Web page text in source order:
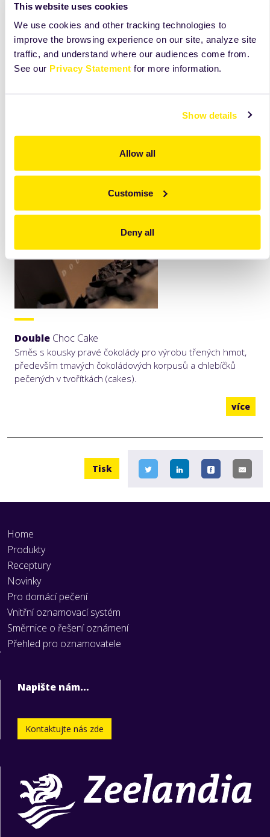
This website uses cookies
We use cookies and other tracking technologies to
improve the browsing experience on our site, analyze site
traffic, and understand where our audiences come from.
See our Privacy Statement for more information.
Show details
Allow all
Customise
Deny all
Double Choc Cake
Směs s kousky pravé čokolády pro výrobu třených hmot,
především tmavých čokoládových korpusů a chlebíčků
pečených v tvořítkách (cakes).
více
Tisk
Home
Produkty
Receptury
Novinky
Pro domácí pečení
Vnitřní oznamovací systém
Směrnice o řešení oznámení
Přehled pro oznamovatele
Napište nám…
Kontaktujte nás zde